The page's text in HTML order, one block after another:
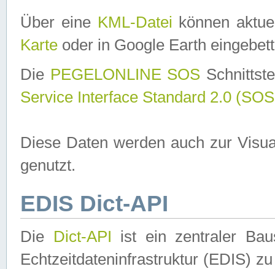
Über eine KML-Datei können
Karte oder in Google Earth
Die PEGELONLINE SOS
Service Interface Standard 2.0
Diese Daten werden auch zur
genutzt.
EDIS Dict-API
Die Dict-API ist ein zentraler
Echtzeitdateninfrastruktur (EDIS)